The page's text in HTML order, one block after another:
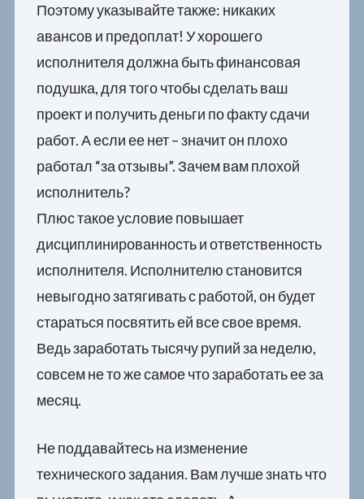
Поэтому указывайте также: никаких
авансов и предоплат! У хорошего
исполнителя должна быть финансовая
подушка, для того чтобы сделать ваш
проект и получить деньги по факту сдачи
работ. А если ее нет – значит он плохо
работал “за отзывы”. Зачем вам плохой
исполнитель?
Плюс такое условие повышает
дисциплинированность и ответственность
исполнителя. Исполнителю становится
невыгодно затягивать с работой, он будет
стараться посвятить ей все свое время.
Ведь заработать тысячу рупий за неделю,
совсем не то же самое что заработать ее за
месяц.
Не поддавайтесь на изменение
технического задания. Вам лучше знать что